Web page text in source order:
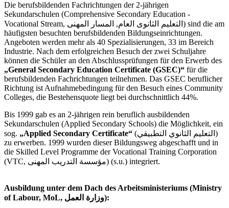
Die berufsbildenden Fachrichtungen der 2-jährigen
Sekundarschulen (Comprehensive Secondary Education -
Vocational Stream, التعليم الثانوى العام, المسار المهنى) sind die am
häufigsten besuchten berufsbildenden Bildungseinrichtungen.
Angeboten werden mehr als 40 Spezialisierungen, 33 im Bereich
Industrie. Nach dem erfolgreichen Besuch der zwei Schuljahre
können die Schüler an den Abschlussprüfungen für den Erwerb des
„General Secondary Education Certificate (GSEC)“ für die
berufsbildenden Fachrichtungen teilnehmen. Das GSEC beruflicher
Richtung ist Aufnahmebedingung für den Besuch eines Community
Colleges, die Bestehensquote liegt bei durchschnittlich 44%.
Bis 1999 gab es an 2-jährigen rein beruflich ausbildenden
Sekundarschulen (Applied Secondary Schools) die Möglichkeit, ein
sog. „Applied Secondary Certificate“ (التعليم الثانوي التطبيقي)
zu erwerben. 1999 wurden dieser Bildungsweg abgeschafft und in
die Skilled Level Programme der Vocational Training Corporation
(VTC, مؤسسة التدريب المهنى) (s.u.) integriert.
Ausbildung unter dem Dach des Arbeitsministeriums (Ministry
of Labour, MoL, وزارة العمل):